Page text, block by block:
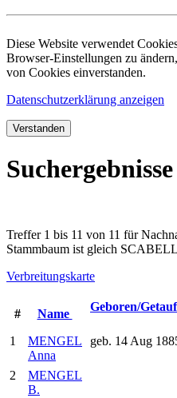
Diese Website verwendet
Browser-Einstellungen zu
von Cookies einverstanden.
Datenschutzerklärung anzeigen
Verstanden
Suchergebnisse
Treffer 1 bis 11 von 11 für
Stammbaum ist gleich SCABELL
Verbreitungskarte
# Name
Geboren/
1
MENGEL
Anna
geb. 14 Aug
2
MENGEL
B.